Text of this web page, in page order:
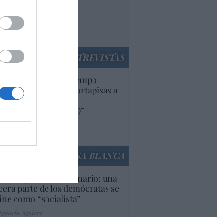
acusa una
ENTREVISTAS
lleva mucho tiempo
aranceles y cortapisas a
y compañías
(y europeas)”
Sánchez Arjona
LA CASA BLANCA
Inquietante escenario: una
parte de los demócratas se
como “socialista”